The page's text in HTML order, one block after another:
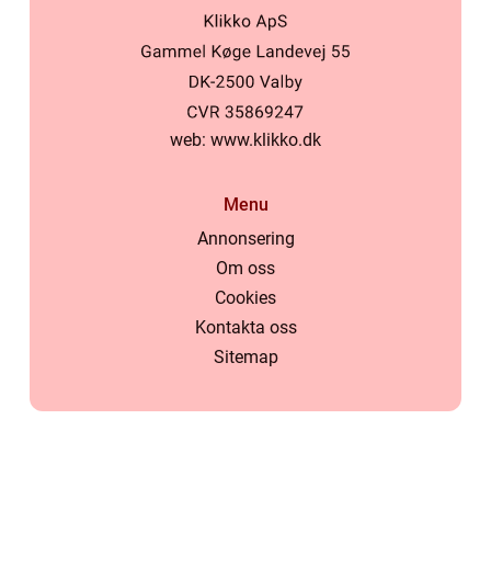
web: www.klikko.dk
Menu
Annonsering
Om oss
Cookies
Kontakta oss
Sitemap